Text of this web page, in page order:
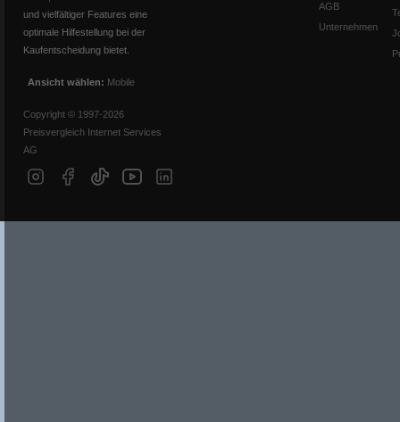
und vielfältiger Features eine
optimale Hilfestellung bei der
Kaufentscheidung bietet.
Ansicht wählen: Mobile
Copyright © 1997-2026
Preisvergleich Internet Services
AG
AGB
Unternehmen